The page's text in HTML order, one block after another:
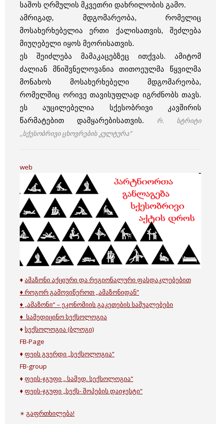
საშოს ღრმულის მკვეთრი დახრილობის გამო.
ამრიგად, მდგომარეობა, რომელიც
მოსახერხებელია ერთი ქალისათვის, შეძლება
მიუღებელი იყოს მეორისათვის.
ეს შეიძლება მამაკაცებზეც ითქვას. ამიტომ
ძალიან მნიშვნელოვანია თითოეულმა წყვილმა
მონახოს მოსახერხებელი მდგომარეობა,
რომელშიც ორივე თავისუფლად იგრძნობს თავს.
ეს აუცილებელია სქესობრივი კავშირის
წარმატებით დამყარებისათვის.
რ. სტრიტი
,,სქესობრივი ცხოვრების კულტურა”
web
♦ ამაზონი აქციური და რეგიონალური ფასდაკლებებით
♦ როგორ გამოვიწეროთ ,,ამაზონიდან”
♦ „ამაზონი“ – ეკონომიის გაკეთების საშუალებები
♦ სამედიცინო სექსოლოგია
♦ სექსოლოგია (ბლოგი)
FB-Page
♦ ფეის გვერდი „სექსოლოგია“
FB-group
♦ ფეის-ჯგუფი „ სამედ. სექსოლოგია“
♦ ფეის-ჯგუფი „სექს- შოპების დაიჯესტი“
☀ გაფრთხილება!